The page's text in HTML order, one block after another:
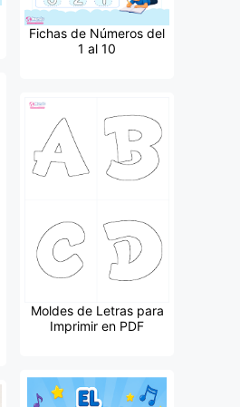
Fichas de Números del
1 al 10
Moldes de Letras para
Imprimir en PDF